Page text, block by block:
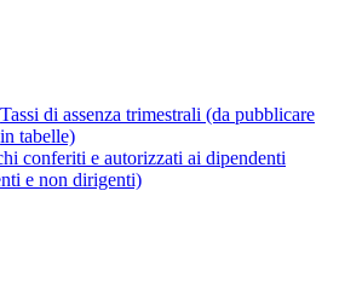
Tassi di assenza trimestrali (da pubblicare
in tabelle)
conferiti e autorizzati ai dipendenti
e non dirigenti)